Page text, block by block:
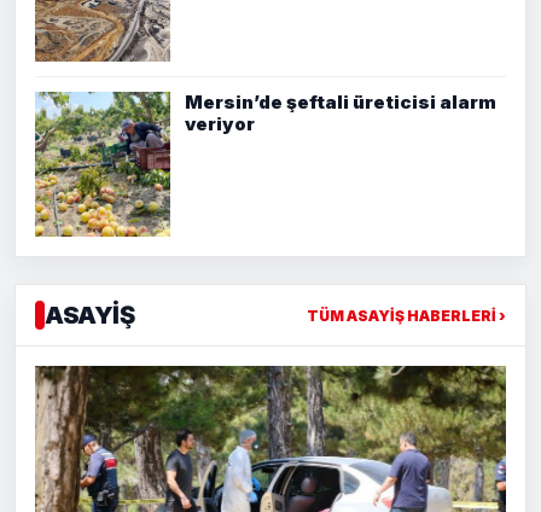
Mersin’de şeftali üreticisi alarm
veriyor
ASAYİŞ TÜM ASAYİŞ HABERLERİ ›